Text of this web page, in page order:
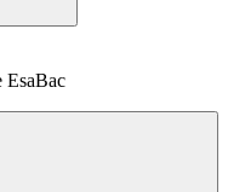
EsaBac